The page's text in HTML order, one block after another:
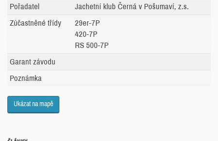
Pořadatel
Jachetní klub Černá v Pošumaví, z.s.
Zúčastněné třídy
29er-7P
420-7P
RS 500-7P
Garant závodu
Poznámka
Ukázat na mapě